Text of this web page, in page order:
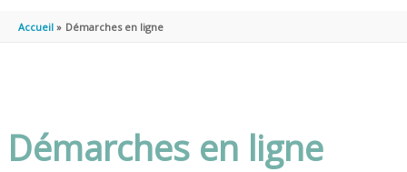
Accueil Démarches en ligne
Démarches en ligne